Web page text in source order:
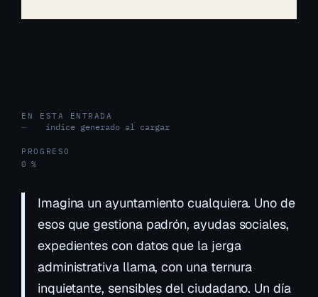
EN ESTA ENTRADA
—
índice generado al cargar
PROGRESO
0 %
Imagina un ayuntamiento cualquiera. Uno de
esos que gestiona padrón, ayudas sociales,
expedientes con datos que la jerga
administrativa llama, con una ternura
inquietante, sensibles del ciudadano. Un día